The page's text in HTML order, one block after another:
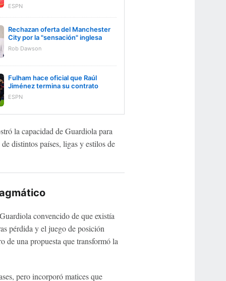
ESPN
Rechazan oferta del Manchester
City por la "sensación" inglesa
Rob Dawson
Fulham hace oficial que Raúl
Jiménez termina su contrato
ESPN
la capacidad de Guardiola para
distintos países, ligas y estilos de
convencido de que existía
pérdida y el juego de posición
de una propuesta que transformó la
pero incorporó matices que